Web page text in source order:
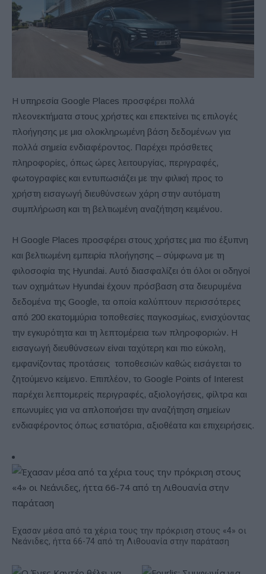
Η υπηρεσία Google Places προσφέρει πολλά
πλεονεκτήματα στους χρήστες και επεκτείνει τις επιλογές
πλοήγησης με μια ολοκληρωμένη βάση δεδομένων για
πολλά σημεία ενδιαφέροντος. Παρέχει πρόσθετες
πληροφορίες, όπως ώρες λειτουργίας, περιγραφές,
φωτογραφίες και εντυπωσιάζει με την φιλική προς το
χρήστη εισαγωγή διευθύνσεων χάρη στην αυτόματη
συμπλήρωση και τη βελτιωμένη αναζήτηση κειμένου.
Η Google Places προσφέρει στους χρήστες μια πιο έξυπνη
και βελτιωμένη εμπειρία πλοήγησης – σύμφωνα με τη
φιλοσοφία της Hyundai. Αυτό διασφαλίζει ότι όλοι οι οδηγοί
των οχημάτων Hyundai έχουν πρόσβαση στα διευρυμένα
δεδομένα της Google, τα οποία καλύπτουν περισσότερες
από 200 εκατομμύρια τοποθεσίες παγκοσμίως, ενισχύοντας
την εγκυρότητα και τη λεπτομέρεια των πληροφοριών. Η
εισαγωγή διευθύνσεων είναι ταχύτερη και πιο εύκολη,
εμφανίζοντας προτάσεις τοποθεσιών καθώς εισάγεται το
ζητούμενο κείμενο. Επιπλέον, το Google Points of Interest
παρέχει λεπτομερείς περιγραφές, αξιολογήσεις, φίλτρα και
επωνυμίες για να απλοποιήσει την αναζήτηση σημείων
ενδιαφέροντος όπως εστιατόρια, αξιοθέατα και επιχειρήσεις.
Έχασαν μέσα από τα χέρια τους την πρόκριση στους «4» οι
Νεάνιδες, ήττα 66-74 από τη Λιθουανία στην παράταση